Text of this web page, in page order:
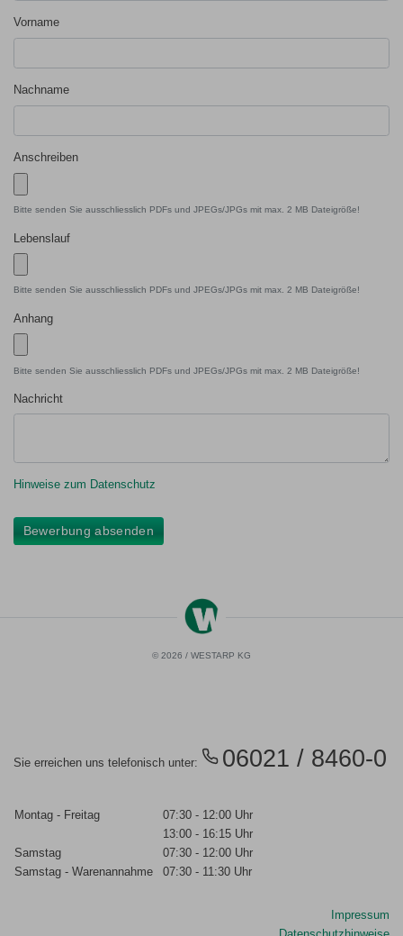
Vorname
Nachname
Anschreiben
Bitte senden Sie ausschliesslich PDFs und JPEGs/JPGs mit max. 2 MB Dateigröße!
Lebenslauf
Bitte senden Sie ausschliesslich PDFs und JPEGs/JPGs mit max. 2 MB Dateigröße!
Anhang
Bitte senden Sie ausschliesslich PDFs und JPEGs/JPGs mit max. 2 MB Dateigröße!
Nachricht
Hinweise zum Datenschutz
Bewerbung absenden
© 2026 / WESTARP KG
Sie erreichen uns telefonisch unter: 06021 / 8460-0
Montag - Freitag
07:30 - 12:00 Uhr
13:00 - 16:15 Uhr
Samstag
07:30 - 12:00 Uhr
Samstag - Warenannahme
07:30 - 11:30 Uhr
Impressum